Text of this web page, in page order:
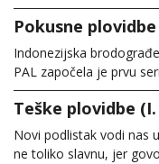
Pokusne
Indonezijska
PAL započela je prvu
Teške plovidbe
Novi podlistak vodi nas
ne toliko slavnu, jer